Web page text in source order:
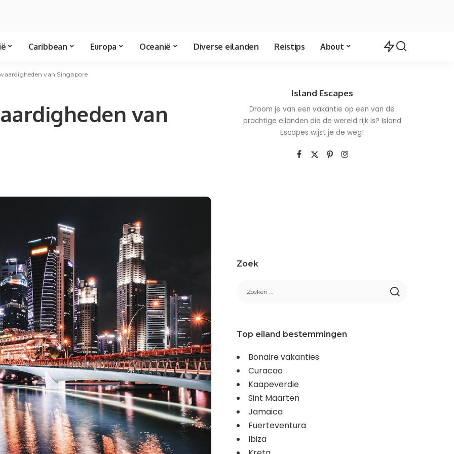
Caribbean Europa Oceanië Diverse eilanden Reistips About
van Singapore
van
Island Escapes
Droom je van een vakantie op een van de
prachtige eilanden die de wereld rijk is? Island
Escapes wijst je de weg!
Zoek
Top eiland bestemmingen
Bonaire vakanties
Curacao
Kaapeverdie
Sint Maarten
Jamaica
Fuerteventura
Ibiza